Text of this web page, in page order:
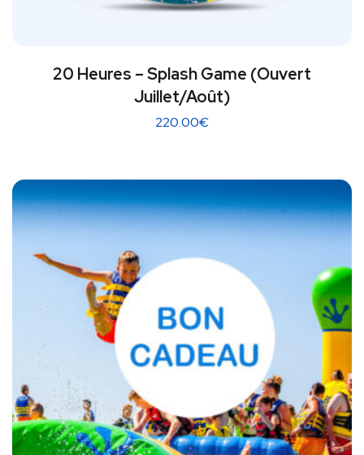
20 Heures – Splash Game (Ouvert
Juillet/Août)
220.00€